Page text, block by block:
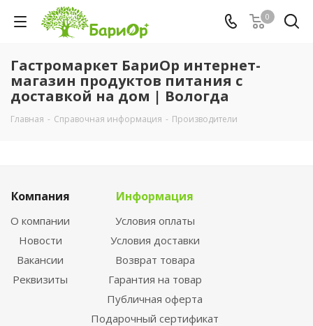
0
Гастромаркет БариОр интернет-
магазин продуктов питания с
доставкой на дом | Вологда
Главная - Справочная информация - Производители
Компания
О компании
Новости
Вакансии
Реквизиты
Информация
Условия оплаты
Условия доставки
Возврат товара
Гарантия на товар
Публичная оферта
Подарочный сертификат